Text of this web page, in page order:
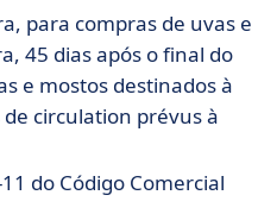
para compras de uvas e
45 dias após o final do
e mostos destinados à
circulation prévus à
do Código Comercial